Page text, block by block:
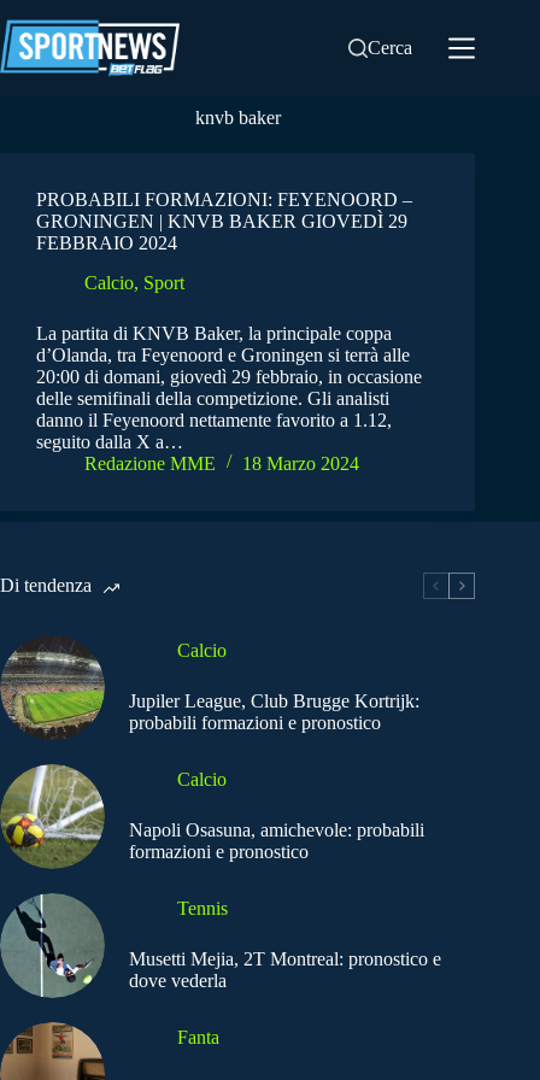
al
contenuto
Cerca
knvb baker
PROBABILI FORMAZIONI: FEYENOORD –
GRONINGEN | KNVB BAKER GIOVEDÌ 29
FEBBRAIO 2024
Calcio, Sport
La partita di KNVB Baker, la principale coppa
d’Olanda, tra Feyenoord e Groningen si terrà alle
20:00 di domani, giovedì 29 febbraio, in occasione
delle semifinali della competizione. Gli analisti
danno il Feyenoord nettamente favorito a 1.12,
seguito dalla X a…
Redazione MME
18 Marzo 2024
Di tendenza
Calcio
Jupiler League, Club Brugge Kortrijk:
probabili formazioni e pronostico
Calcio
Napoli Osasuna, amichevole: probabili
formazioni e pronostico
Tennis
Musetti Mejia, 2T Montreal: pronostico e
dove vederla
Fanta